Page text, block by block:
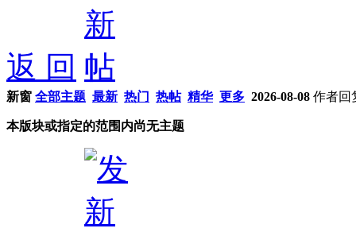
返 回
新窗 全部主题 最新 热门 热帖 精华 更多 2026-08-08 作者回
本版块或指定的范围内尚无主题